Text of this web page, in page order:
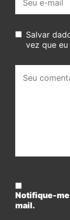
mail:
Salvar
vez que
comentário:
Notifique-
mail.